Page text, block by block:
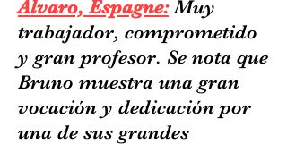
Àlvaro, Espagne:Muy
trabajador, comprometido
y gran profesor. Se nota que
Bruno muestra una gran
vocación y dedicación por
una de sus grandes